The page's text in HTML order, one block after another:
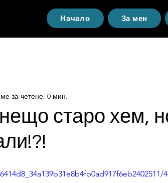
Начало За мен
старо хем,
за четене: 0 мин.